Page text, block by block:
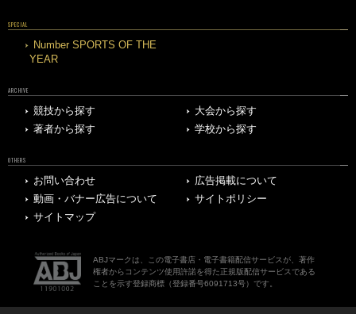
SPECIAL
Number SPORTS OF THE
YEAR
ARCHIVE
競技から探す
大会から探す
著者から探す
学校から探す
OTHERS
お問い合わせ
広告掲載について
動画・バナー広告について
サイトポリシー
サイトマップ
ABJマークは、この電子書店・電子書籍配信サービスが、著作
権者からコンテンツ使用許諾を得た正規版配信サービスである
ことを示す登録商標（登録番号6091713号）です。